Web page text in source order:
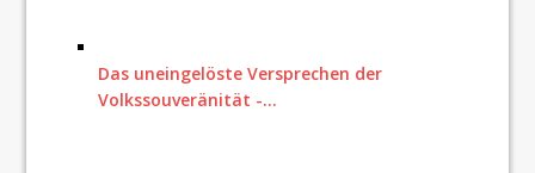
Das uneingelöste Versprechen der
Volkssouveränität -…